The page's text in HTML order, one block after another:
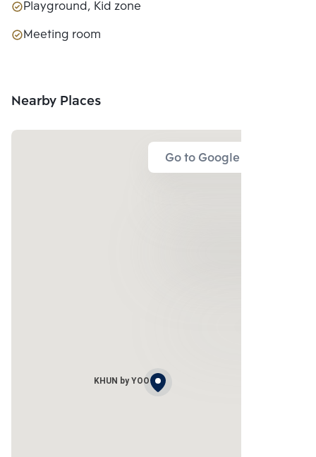
Playground, Kid zone
Meeting room
Nearby Places
Go to Google Map
KHUN by YOO